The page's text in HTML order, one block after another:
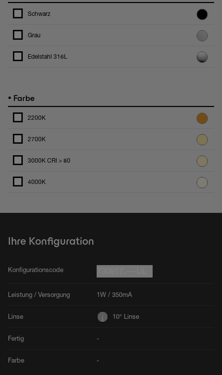
Schwarz
Grau
Edelstahl 316L
• Farbe
2200K
2700K
3000K CRI > 80
4000K
Ihre Konfiguration
Konfigurationscode
Leistung / Versorgung 1W / 350mA
Linse 10° Linse
Fertig -
Farbe -